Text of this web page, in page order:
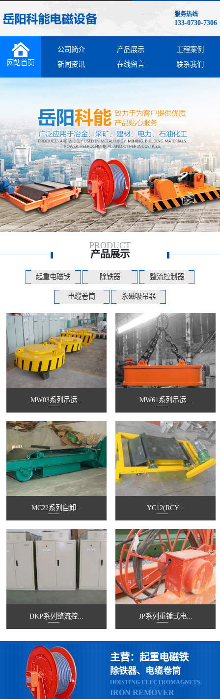
服务热线
133-0730-7306
网站首页
公司简介 产品展示
工程案例
新闻资讯
在线留言 联系我们
PRODUCT
产品展示
起重电磁铁 除铁器 整流控制器
电缆卷筒 永磁吸吊器
MW03系列吊运... MW61系列吊运...
MC22系列自卸... YC12(RCY...
DKP系列整流控... JP系列重锤式电...
主营：起重电磁铁
除铁器、电缆卷筒
HOISTING ELECTROMAGNETS,
IRON REMOVER